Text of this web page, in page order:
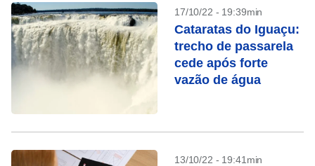
17/10/22 - 19:39min
Cataratas do Iguaçu:
trecho de passarela
cede após forte
vazão de água
13/10/22 - 19:41min